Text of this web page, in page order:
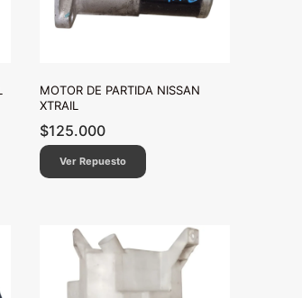
MOTOR DE PARTIDA NISSAN
XTRAIL
$125.000
Ver Repuesto